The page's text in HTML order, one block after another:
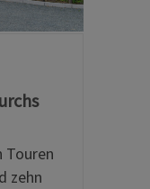
Touren
zehn